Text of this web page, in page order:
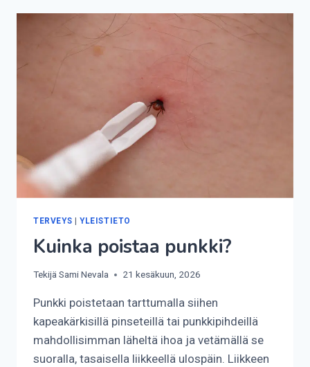
JUHLIIN?
TERVEYS YLEISTIETO
Kuinka poistaa punkki?
TekijäSami Nevala 21 kesäkuun, 2026
Punkki poistetaan tarttumalla siihen
kapeakärkisillä pinseteillä tai punkkipihdeillä
mahdollisimman läheltä ihoa ja vetämällä se
suoralla, tasaisella liikkeellä ulospäin. Liikkeen